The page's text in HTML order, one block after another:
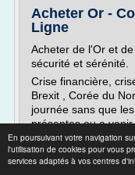
En poursuivant votre navigation
l'utilisation de cookies pour vous
services adaptés à vos centres
Acheter Or -
Ligne
Acheter de l'Or et
sécurité et sérénité.
Crise financière,
Brexit , Corée du
journée sans que
présentes ou a
que nous sommes
permanente . Le